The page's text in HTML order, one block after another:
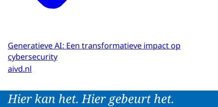
Generatieve AI: Een transformatieve impact op
cybersecurity
aivd.nl
Hier kan het. Hier gebeurt het.